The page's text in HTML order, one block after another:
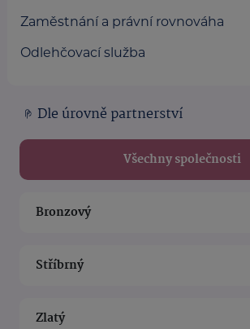
Zaměstnání a právní rovnováha
Odlehčovací služba
Dle úrovně partnerství
Všechny společnosti
Bronzový
Stříbrný
Zlatý